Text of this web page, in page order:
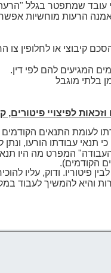
קובע כי עובד שמתפטר
הרעות מוחשיות
קיבוצי או לחלופין צו
המגיעים להם לפי דין.
בלתי מוגבל
לפיצויי פיטורים,
לעומת התנאים הקודמים
כי תנאי
המפרט מה היו
הקודמים).
פיטוריו. ודוק, עליו
להמשיך לעבוד